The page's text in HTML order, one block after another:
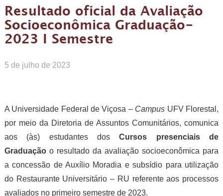
Resultado oficial da Avaliação
Socioeconômica Graduação-
2023 I Semestre
5 de julho de 2023
A Universidade Federal de Viçosa – Campus UFV Florestal,
por meio da Diretoria de Assuntos Comunitários, comunica
aos (às) estudantes dosCursos presenciais de
Graduaçãoo resultado da avaliação socioeconômica para
a concessão de Auxílio Moradia e subsídio para utilização
do Restaurante Universitário – RU referente aos processos
avaliados no primeiro semestre de 2023.